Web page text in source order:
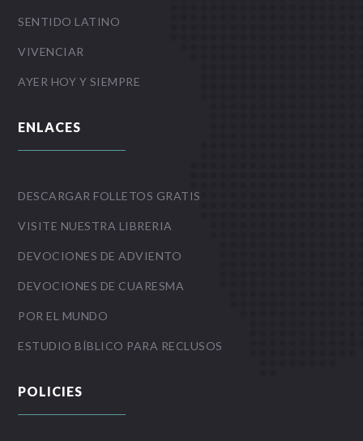
SENTIDO LATINO
VIVENCIAR
AYER HOY Y SIEMPRE
ENLACES
DESCARGAR FOLLETOS GRATIS
VISITE NUESTRA LIBRERIA
DEVOCIONES DE ADVIENTO
DEVOCIONES DE CUARESMA
POR EL MUNDO
ESTUDIO BÍBLICO PARA RECLUSOS
POLICIES